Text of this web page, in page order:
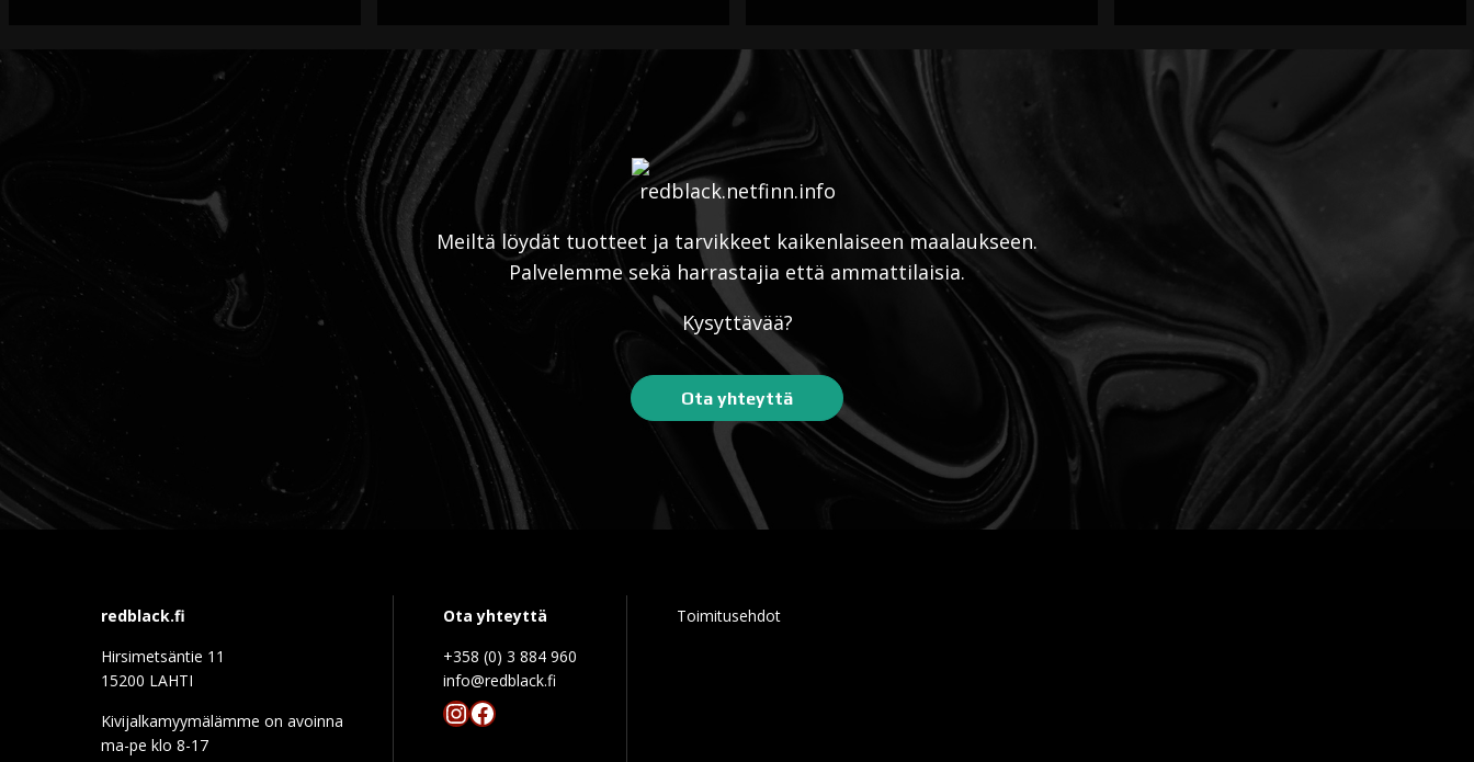
Meiltä löydät tuotteet ja tarvikkeet kaikenlaiseen maalaukseen.
Palvelemme sekä harrastajia että ammattilaisia.
Kysyttävää?
Ota yhteyttä
redblack.fi
Hirsimetsäntie 11
15200 LAHTI
Kivijalkamyymälämme on avoinna
ma-pe klo 8-17
Ota yhteyttä
+358 (0) 3 884 960
info@redblack.f
Instagram
Facebook
Toimitusehdot